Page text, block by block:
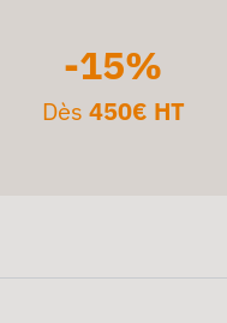
-15%
Dès 450€ HT